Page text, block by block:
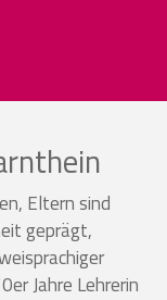
Eltern sind
geprägt,
Jahre Lehrerin